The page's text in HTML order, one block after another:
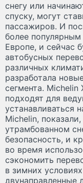
снегу или
спуску, могут
пассажиров. И
более
Европе, и сейчас
автобусных
различных
разработала
сегмента. Michelin
подходят для
устанавливаться
Michelin,
утрамбованном
безопасность, и
во время
сэкономить
в зимних
двунаправленные